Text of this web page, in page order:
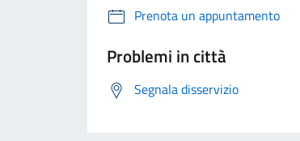
Prenota un appuntamento
Problemi in città
Segnala disservizio